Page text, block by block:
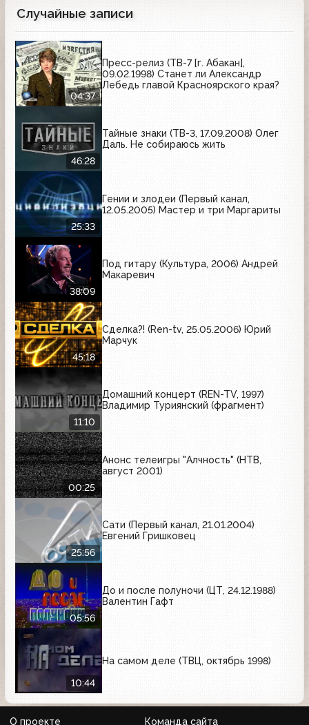
Случайные записи
04:37
Пресс-релиз (ТВ-7 [г. Абакан],
09.02.1998) Станет ли Александр
Лебедь главой Красноярского края?
46:28
Тайные знаки (ТВ-3, 17.09.2008) Олег
Даль. Не собираюсь жить
25:33
Гении и злодеи (Первый канал,
12.05.2005) Мастер и три Маргариты
38:09
Под гитару (Культура, 2006) Андрей
Макаревич
45:18
Сделка?! (Ren-tv, 25.05.2006) Юрий
Марчук
11:10
Домашний концерт (REN-TV, 1997)
Владимир Туриянский (фрагмент)
00:25
Анонс телеигры "Алчность" (НТВ,
август 2001)
25:56
Сати (Первый канал, 21.01.2004)
Евгений Гришковец
05:56
До и после полуночи (ЦТ, 24.12.1988)
Валентин Гафт
10:44
На самом деле (ТВЦ, октябрь 1998)
О проекте Команда сайта